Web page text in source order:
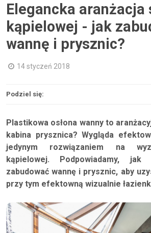
Elegancka aranżacja
kąpielowej - jak
wannę i prysznic?
14 styczeń 2018
Podziel się:
Plastikowa osłona wanny to
kabina prysznica? Wygląda
jedynym rozwiązaniem na
kąpielowej. Podpowiadamy,
zabudować wannę i prysznic, aby
przy tym efektowną wizualnie